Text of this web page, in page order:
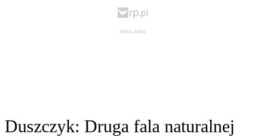
Duszczyk: Druga fala naturalnej